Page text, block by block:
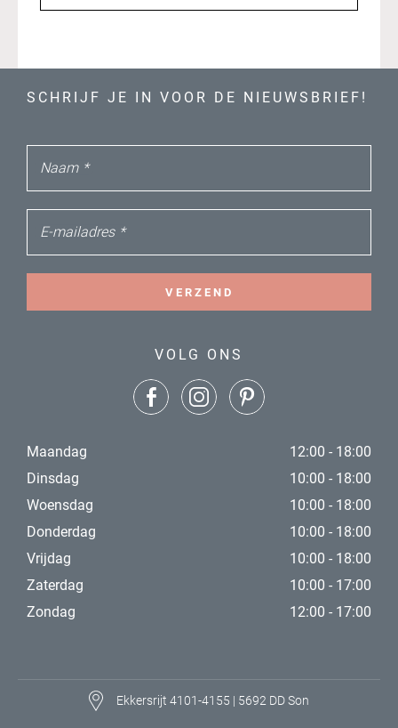
SCHRIJF JE IN VOOR DE NIEUWSBRIEF!
Naam *
E-mailadres *
VERZEND
VOLG ONS
Maandag
12:00 - 18:00
Dinsdag
10:00 - 18:00
Woensdag
10:00 - 18:00
Donderdag
10:00 - 18:00
Vrijdag
10:00 - 18:00
Zaterdag
10:00 - 17:00
Zondag
12:00 - 17:00
Ekkersrijt 4101-4155 | 5692 DD Son